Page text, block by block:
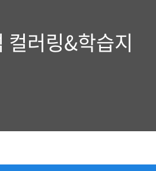
컬러링&학습지